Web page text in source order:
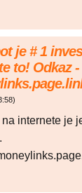
je # 1
to! Odkaz -
)
internete je